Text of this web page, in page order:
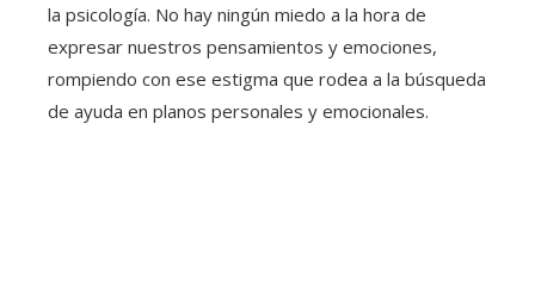
la psicología. No hay ningún miedo a la hora de
expresar nuestros pensamientos y emociones,
rompiendo con ese estigma que rodea a la búsqueda
de ayuda en planos personales y emocionales.